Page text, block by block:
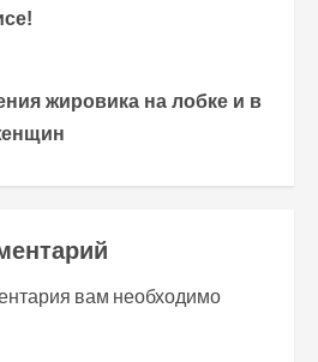
жировика на лобке и в
вам необходимо